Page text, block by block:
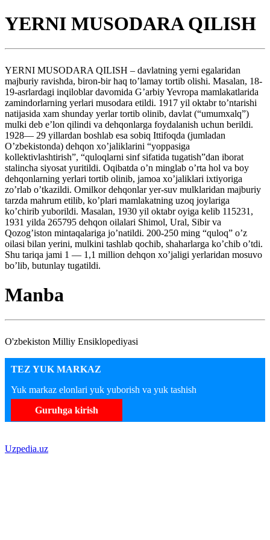
YERNI MUSODARA QILISH
YERNI MUSODARA QILISH – davlatning yerni egalaridan
majburiy ravishda, biron-bir haq to’lamay tortib olishi. Masalan, 18-
19-asrlardagi inqiloblar davomida G’arbiy Yevropa mamlakatlarida
zamindorlarning yerlari musodara etildi. 1917 yil oktabr to’ntarishi
natijasida xam shunday yerlar tortib olinib, davlat (“umumxalq”)
mulki deb e’lon qilindi va dehqonlarga foydalanish uchun berildi.
1928— 29 yillardan boshlab esa sobiq Ittifoqda (jumladan
O’zbekistonda) dehqon xo’jaliklarini “yoppasiga
kollektivlashtirish”, “quloqlarni sinf sifatida tugatish”dan iborat
stalincha siyosat yuritildi. Oqibatda o’n minglab o’rta hol va boy
dehqonlarning yerlari tortib olinib, jamoa xo’jaliklari ixtiyoriga
zo’rlab o’tkazildi. Omilkor dehqonlar yer-suv mulklaridan majburiy
tarzda mahrum etilib, ko’plari mamlakatning uzoq joylariga
ko’chirib yuborildi. Masalan, 1930 yil oktabr oyiga kelib 115231,
1931 yilda 265795 dehqon oilalari Shimol, Ural, Sibir va
Qozog’iston mintaqalariga jo’natildi. 200-250 ming “quloq” o’z
oilasi bilan yerini, mulkini tashlab qochib, shaharlarga ko’chib o’tdi.
Shu tariqa jami 1 — 1,1 million dehqon xo’jaligi yerlaridan mosuvo
bo’lib, butunlay tugatildi.
Manba
O'zbekiston Milliy Ensiklopediyasi
TEZ YUK MARKAZ
Yuk markaz elonlari yuk yuborish va yuk tashish
Guruhga kirish
Uzpedia.uz